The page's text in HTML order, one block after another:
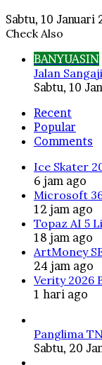
Sabtu, 10 Januari
Check Also
BANYUASIN
Jalan
Sabtu, 10
Recent
Popular
Comments
Ice Skater
6 jam ago
Microsoft
12 jam ago
Topaz AI 5
18 jam ago
ArtMoney
24 jam ago
Verity 2026
1 hari ago
Panglima
Sabtu, 20